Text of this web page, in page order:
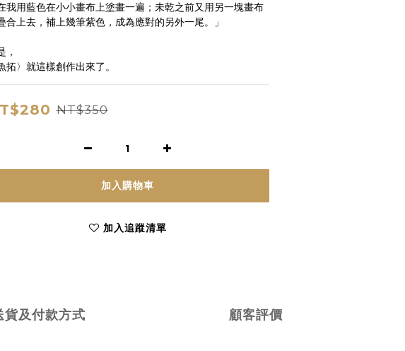
我用藍色在小小畫布上塗畫一遍；未乾之前又用另一塊畫布
合上去，補上幾筆紫色，成為應對的另外一尾。」
，
拓〉就這樣創作出來了。
NT$350
加入購物車
加入追蹤清單
貨及付款方式 顧客評價